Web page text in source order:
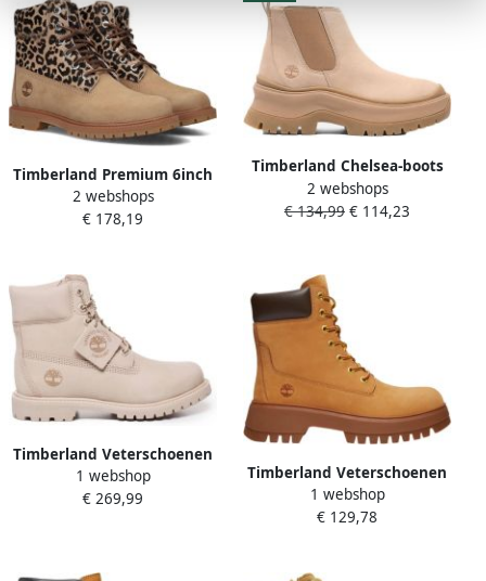
Timberland Premium 6inch
laarzen voor vrouwen
2 webshops
€ 178,19
Timberland Chelsea-boots
ROXIE LANEMID CHELSEA
BOOT Enkellaarsjes
2 webshops
€ 134,99 € 114,23
Timberland Veterschoenen
Premium 6 INCH
VETERSCHOEN
1 webshop
€ 269,99
Timberland Veterschoenen
CORA VALLEY6 INCH LACE
BOOT Winterlaarzen
1 webshop
€ 129,78